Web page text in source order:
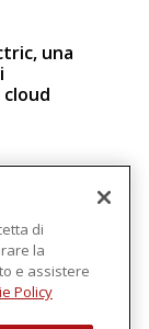
una
di
la
e assistere
Policy